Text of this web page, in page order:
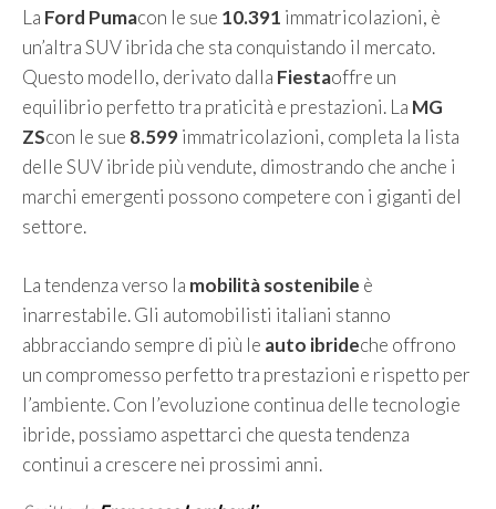
La Ford Pumacon le sue 10.391 immatricolazioni, è
un’altra SUV ibrida che sta conquistando il mercato.
Questo modello, derivato dalla Fiestaoffre un
equilibrio perfetto tra praticità e prestazioni. La MG
ZScon le sue 8.599immatricolazioni, completa la lista
delle SUV ibride più vendute, dimostrando che anche i
marchi emergenti possono competere con i giganti del
settore.
La tendenza verso la mobilità sostenibile è
inarrestabile. Gli automobilisti italiani stanno
abbracciando sempre di più le auto ibrideche offrono
un compromesso perfetto tra prestazioni e rispetto per
l’ambiente. Con l’evoluzione continua delle tecnologie
ibride, possiamo aspettarci che questa tendenza
continui a crescere nei prossimi anni.